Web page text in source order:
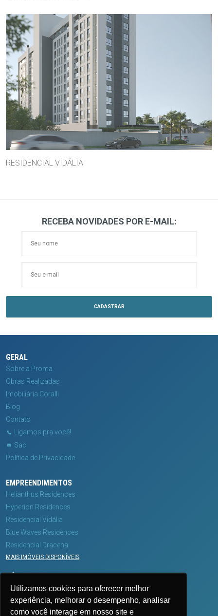
Utilizamos cookies para oferecer melhor
experiência, melhorar o desempenho, analisar
como você interage em nosso site e
RESIDENCIAL VIDÁLIA
RECEBA NOVIDADES POR E-MAIL:
GERAL
Sobre a Proma
Obras Realizadas
Imobiliária Coralli
Blog
Contato
Ligamos pra você!
Sac
Política de Privacidade
EMPREENDIMENTOS
Helianthus Residences
Hyperion Residences
Residencial Vidália
Blue Waves Residences
Residencial Dracena
MAIS IMÓVEIS DISPONÍVEIS